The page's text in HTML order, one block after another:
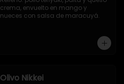
crema, envuelto en mango y
nueces con salsa de maracuyá.
Olivo Nikkei